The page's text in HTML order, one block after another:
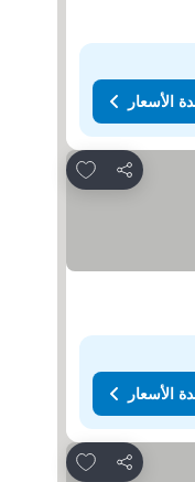
الأسعار
مشاركة
Add to favorites
الأسعار
مشاركة
Add to favorites